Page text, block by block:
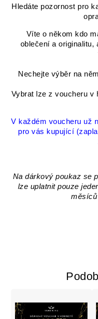
Hledáte pozornost pro
Víte o někom kdo
oblečení a originalitu,
Nechejte výběr na
Vybrat lze z voucheru v
V každém voucheru už
pro vás kupující
Na dárkový poukaz se
lze uplatnit pouze
měsíců